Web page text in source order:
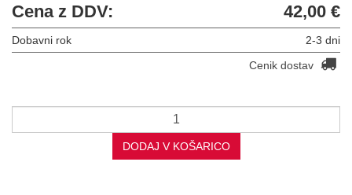
Cena z DDV: 42,00 €
Dobavni rok
2-3 dni
Cenik dostav
DODAJ V KOŠARICO